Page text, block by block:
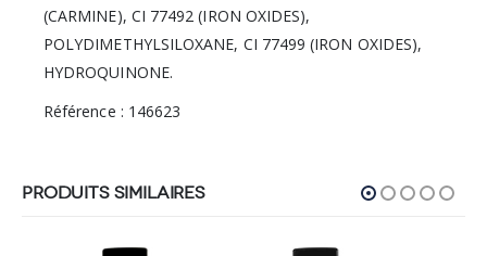
(CARMINE), CI 77492 (IRON OXIDES),
POLYDIMETHYLSILOXANE, CI 77499 (IRON OXIDES),
HYDROQUINONE.
Référence : 146623
PRODUITS SIMILAIRES